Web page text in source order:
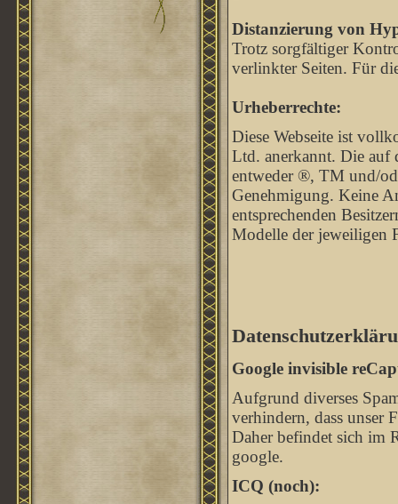
Distanzierung von
Trotz sorgfältiger
verlinkter Seiten. Für
Urheberrechte:
Diese Webseite ist
Ltd. anerkannt. Die auf
entweder ®, TM und/
Genehmigung. Keine
entsprechenden
Modelle der jeweiligen
Google invisible
Aufgrund diverses
verhindern, dass unser
Daher befindet sich im
google.
ICQ (noch):